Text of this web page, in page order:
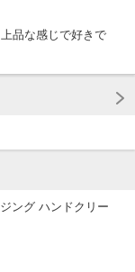
品な感じで好きで
ング ハンドクリー